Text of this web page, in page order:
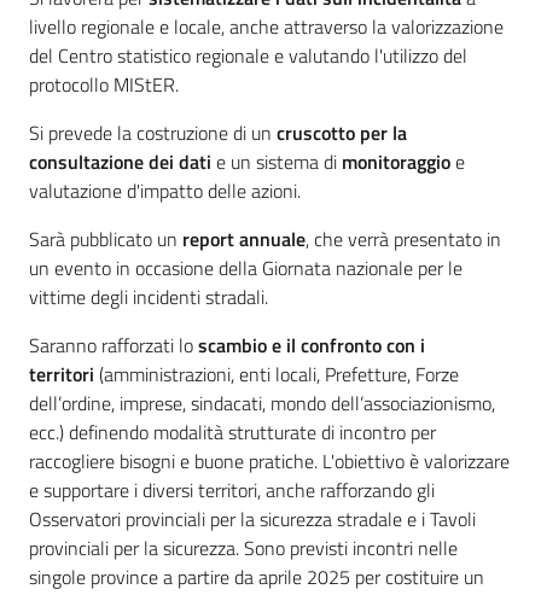
livello regionale e locale, anche attraverso la valorizzazione
del Centro statistico regionale e valutando l'utilizzo del
protocollo MIStER.
Si prevede la costruzione di un cruscotto per la
consultazione dei dati e un sistema di monitoraggioe
valutazione d'impatto delle azioni.
Sarà pubblicato un report annuale, che verrà presentato in
un evento in occasione della Giornata nazionale per le
vittime degli incidenti stradali.
Saranno rafforzati loscambio e il confronto con i
territori (amministrazioni, enti locali, Prefetture, Forze
dell’ordine, imprese, sindacati, mondo dell’associazionismo,
ecc.) definendo modalità strutturate di incontro per
raccogliere bisogni e buone pratiche. L'obiettivo è valorizzare
e supportare i diversi territori, anche rafforzando gli
Osservatori provinciali per la sicurezza stradale e i Tavoli
provinciali per la sicurezza. Sono previsti incontri nelle
singole province a partire da aprile 2025 per costituire un